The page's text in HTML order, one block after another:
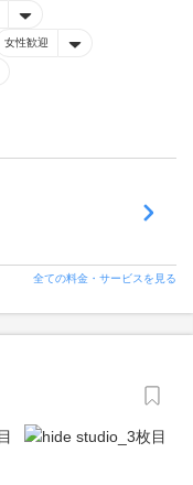
女性歓迎
全ての料金・サービスを見る